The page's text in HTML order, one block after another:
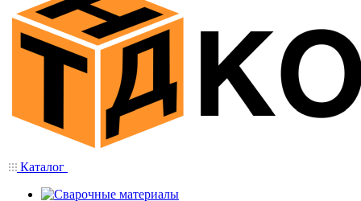
Каталог